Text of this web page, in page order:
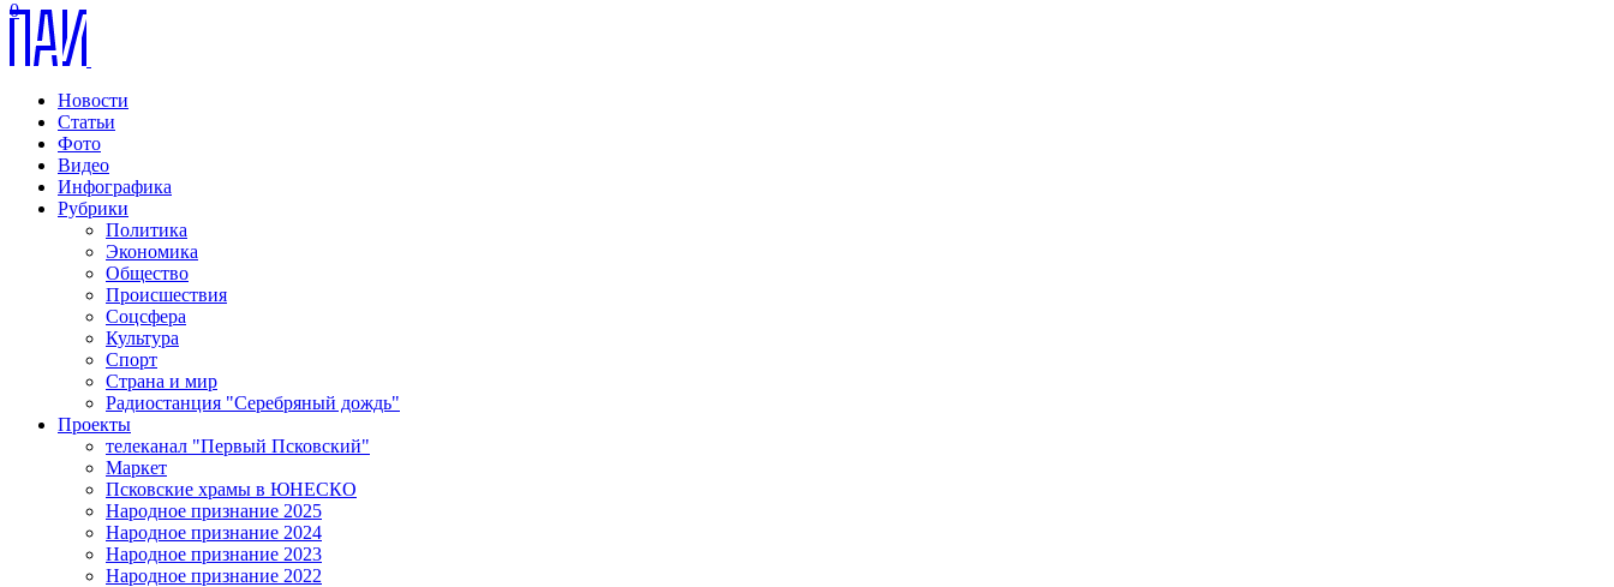
Новости
Статьи
Фото
Видео
Инфографика
Рубрики
Политика
Экономика
Общество
Происшествия
Соцсфера
Культура
Спорт
Страна и мир
Радиостанция "Серебряный дождь"
Проекты
телеканал "Первый Псковский"
Маркет
Псковские храмы в ЮНЕСКО
Народное признание 2025
Народное признание 2024
Народное признание 2023
Народное признание 2022
0